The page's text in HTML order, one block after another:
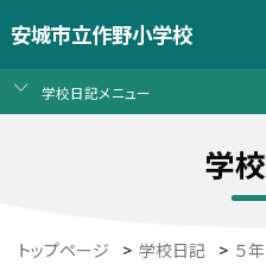
安城市立作野小学校
学校日記メニュー
学
トップページ > 学校日記 > ５